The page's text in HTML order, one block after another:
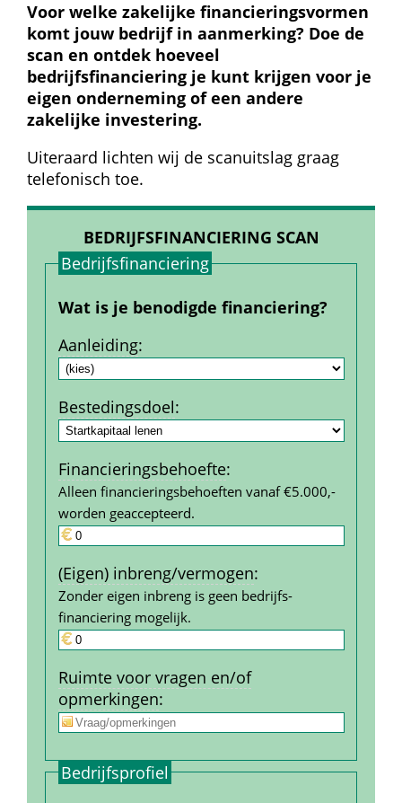
Voor welke zakelijke financieringsvormen
komt jouw bedrijf in aanmerking? Doe de
scan en ontdek hoeveel
bedrijfsfinanciering je kunt krijgen voor je
eigen onderneming of een andere
zakelijke investering.
Uiteraard lichten wij de scanuitslag graag
telefonisch toe.
BEDRIJFSFINANCIERING SCAN
Bedrijfs­financiering
Wat is je benodigde financiering?
Aanleiding:
Bestedings­doel:
Financierings­behoefte:
Alleen financieringsbehoeften vanaf €5.000,-
worden geaccepteerd.
(Eigen) inbreng/vermogen:
Zonder eigen inbreng is geen bedrijfs­
financiering mogelijk.
Ruimte voor vragen en/of
opmerkingen:
Bedrijfs­profiel